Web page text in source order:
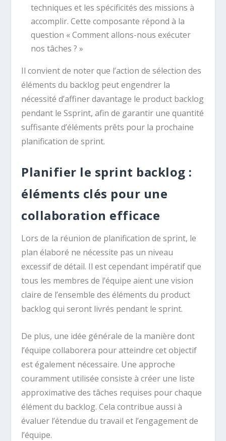
techniques et les spécificités des missions à
accomplir. Cette composante répond à la
question « Comment allons-nous exécuter
nos tâches ? »
Il convient de noter que l’action de sélection des
éléments du backlog peut engendrer la
nécessité d’affiner davantage le product backlog
pendant le Ssprint, afin de garantir une quantité
suffisante d’éléments prêts pour la prochaine
planification de sprint.
Planifier le sprint backlog :
éléments clés pour une
collaboration efficace
Lors de la réunion de planification de sprint, le
plan élaboré ne nécessite pas un niveau
excessif de détail. Il est cependant impératif que
tous les membres de l’équipe aient une vision
claire de l’ensemble des éléments du product
backlog qui seront livrés pendant le sprint.
De plus, une idée générale de la manière dont
l’équipe collaborera pour atteindre cet objectif
est également nécessaire. Une approche
couramment utilisée consiste à créer une liste
approximative des tâches requises pour chaque
élément du backlog. Cela contribue aussi à
évaluer l’étendue du travail et l’engagement de
l’équipe.